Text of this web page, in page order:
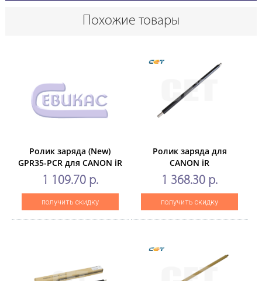
Похожие товары
Ролик заряда (New)
GPR35-PCR для CANON iR
ADVANCE4025/4035/4225/4245
(CET), CET251019
1 109.70 р.
получить скидку
Ролик заряда для
CANON iR
ADVANCEC3325i/C3330i/
(CET), CET5227
1 368.30 р.
получить скидку